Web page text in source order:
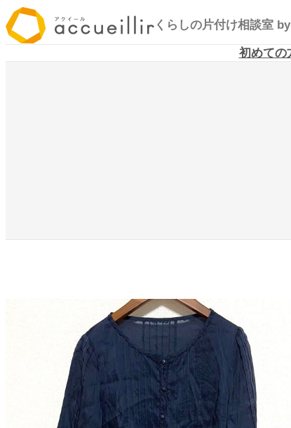
内
容
くらしの片付け相談室
初めての